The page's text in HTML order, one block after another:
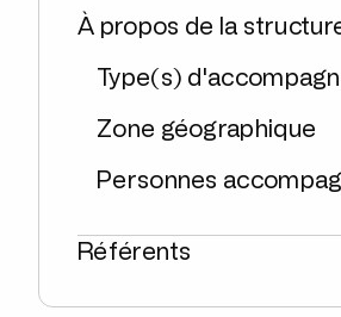
À propos de la
Type(s)
Zone géographique
Personnes
Référents